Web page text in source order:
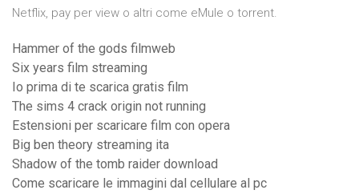
Netflix, pay per view o altri come eMule o torrent.
Hammer of the gods filmweb
Six years film streaming
Io prima di te scarica gratis film
The sims 4 crack origin not running
Estensioni per scaricare film con opera
Big ben theory streaming ita
Shadow of the tomb raider download
Come scaricare le immagini dal cellulare al pc